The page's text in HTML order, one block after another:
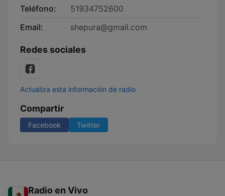
Teléfono:
51934752600
Email:
shepura@gmail.com
Redes sociales
Actualiza esta información de radio
Compartir
Facebook Twitter
Radio en Vivo